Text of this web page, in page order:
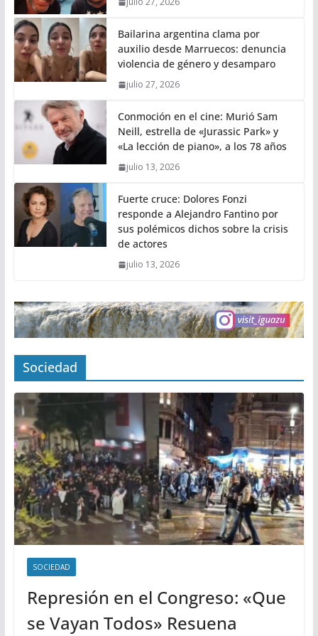
Bailarina argentina clama por
auxilio desde Marruecos: denuncia
violencia de género y desamparo
julio 27, 2026
Conmoción en el cine: Murió Sam
Neill, estrella de «Jurassic Park» y
«La lección de piano», a los 78 años
julio 13, 2026
Fuerte cruce: Dolores Fonzi
responde a Alejandro Fantino por
sus polémicos dichos sobre la crisis
de actores
julio 13, 2026
Sociedad
SOCIEDAD
Represión en el Congreso: «Que
se Vayan Todos» Resuena